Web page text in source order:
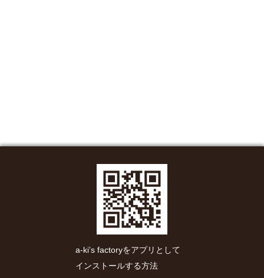
a-ki’s factoryをアプリとして
インストールする方法